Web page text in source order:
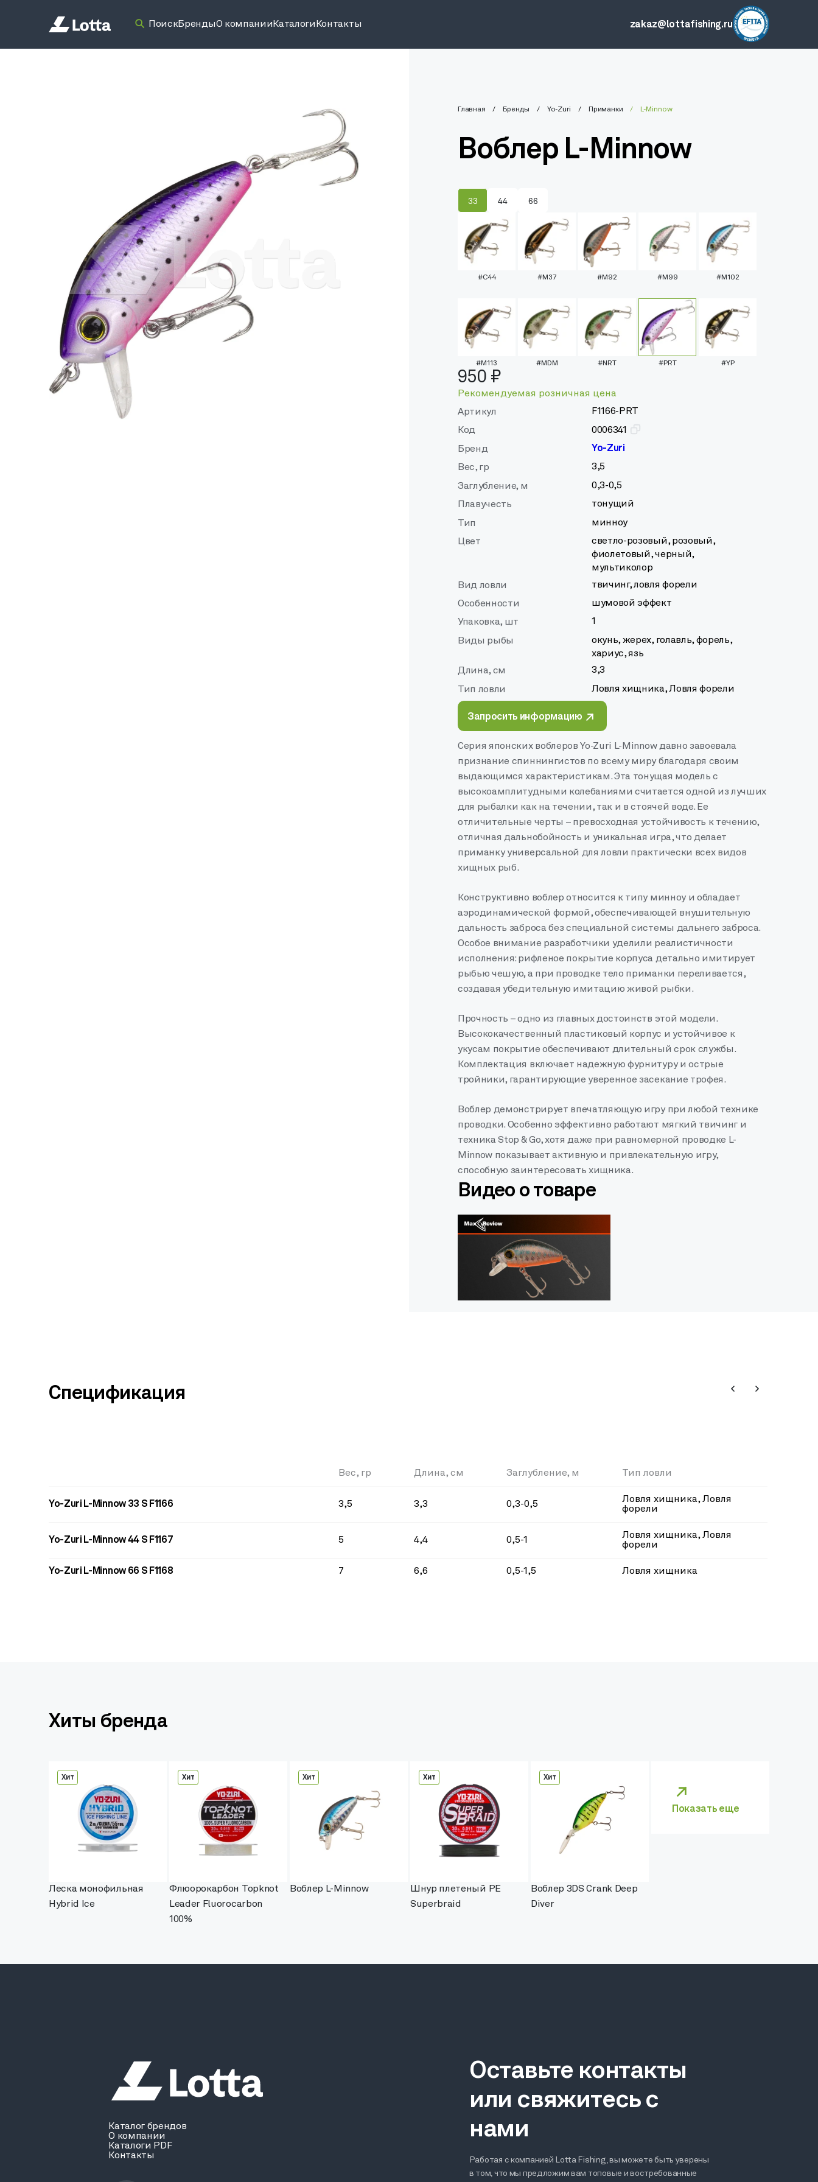
ПоискБрендыО компании Каталоги Контакты zakaz@lottafishing.ru
Главная Бренды Yo-Zuri Приманки L-Minnow
Воблер L-Minnow
33 44 66
#C44 #M37 #M92 #M99 #M102
#M113 #MDM #NRT #PRT #YP
950 ₽
Рекомендуемая розничная цена
Артикул
F1166-PRT
Код
0006341
Бренд
Yo-Zuri
Вес, гр
3,5
Заглубление, м
0,3-0,5
Плавучесть
тонущий
Тип
минноу
Цвет
светло-розовый, розовый,
фиолетовый, черный,
мультиколор
Вид ловли
твичинг, ловля форели
Особенности
шумовой эффект
Упаковка, шт
1
Виды рыбы
окунь, жерех, голавль, форель,
хариус, язь
Длина, см
3,3
Тип ловли
Ловля хищника, Ловля форели
Запросить информацию
Серия японских воблеров Yo-Zuri L-Minnow давно завоевала
признание спиннингистов по всему миру благодаря своим
выдающимся характеристикам. Эта тонущая модель с
высокоамплитудными колебаниями считается одной из лучших
для рыбалки как на течении, так и в стоячей воде. Ее
отличительные черты – превосходная устойчивость к течению,
отличная дальнобойность и уникальная игра, что делает
приманку универсальной для ловли практически всех видов
хищных рыб.
Конструктивно воблер относится к типу минноу и обладает
аэродинамической формой, обеспечивающей внушительную
дальность заброса без специальной системы дальнего заброса.
Особое внимание разработчики уделили реалистичности
исполнения: рифленое покрытие корпуса детально имитирует
рыбью чешую, а при проводке тело приманки переливается,
создавая убедительную имитацию живой рыбки.
Прочность – одно из главных достоинств этой модели.
Высококачественный пластиковый корпус и устойчивое к
укусам покрытие обеспечивают длительный срок службы.
Комплектация включает надежную фурнитуру и острые
тройники, гарантирующие уверенное засекание трофея.
Воблер демонстрирует впечатляющую игру при любой технике
проводки. Особенно эффективно работают мягкий твичинг и
техника Stop & Go, хотя даже при равномерной проводке L-
Minnow показывает активную и привлекательную игру,
способную заинтересовать хищника.
Видео о товаре
Спецификация
Вес, гр Длина, см Заглубление, м Тип ловли
Yo-Zuri L-Minnow 33 S F1166 3,5 3,3 0,3-0,5
Ловля хищника, Ловля
форели
Yo-Zuri L-Minnow 44 S F1167 5 4,4 0,5-1
Ловля хищника, Ловля
форели
Yo-Zuri L-Minnow 66 S F1168 7 6,6 0,5-1,5 Ловля хищника
Хиты бренда
Хит
Леска монофильная
Hybrid Ice
Хит
Флюорокарбон Topknot
Leader Fluorocarbon
100%
Хит
Воблер L-Minnow
Хит
Шнур плетеный PE
Superbraid
Хит
Воблер 3DS Crank Deep
Diver
Показать еще
Каталог брендов
О компании
Каталоги PDF
Контакты
Оставьте контакты
или свяжитесь с
нами
Работая с компанией Lotta Fishing, вы можете быть уверены
в том, что мы предложим вам топовые и востребованные